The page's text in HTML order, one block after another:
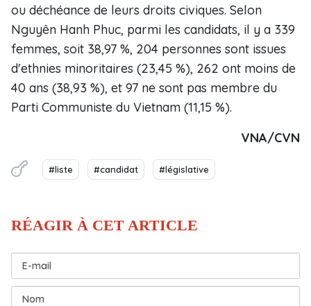
ou déchéance de leurs droits civiques. Selon
Nguyên Hanh Phuc, parmi les candidats, il y a 339
femmes, soit 38,97 %, 204 personnes sont issues
d'ethnies minoritaires (23,45 %), 262 ont moins de
40 ans (38,93 %), et 97 ne sont pas membre du
Parti Communiste du Vietnam (11,15 %).
VNA/CVN
#liste #candidat #législative